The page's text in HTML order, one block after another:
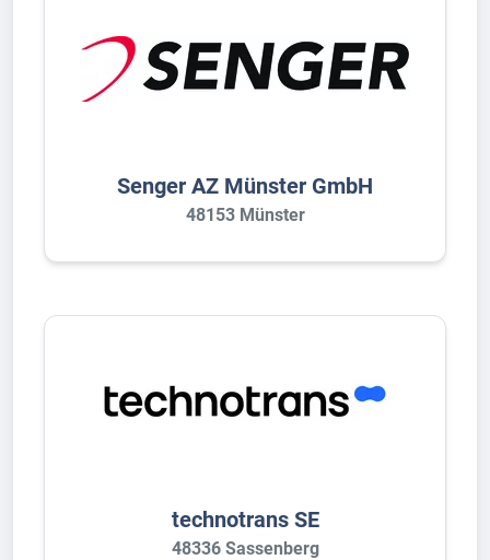
Senger AZ Münster GmbH
48153 Münster
technotrans SE
48336 Sassenberg